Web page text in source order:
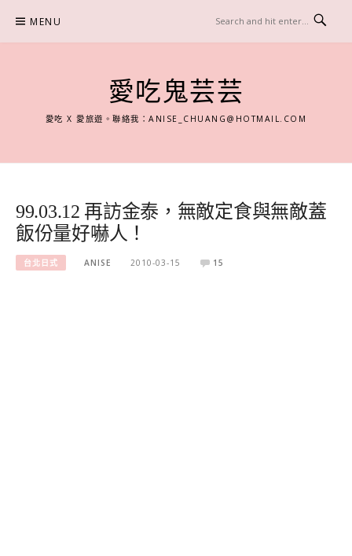
content
MENU
愛吃鬼芸芸
愛吃 X 愛旅遊。聯絡我：ANISE_CHUANG@HOTMAIL.COM
99.03.12 再訪金泰，無敵定食與無敵蓋
飯份量好嚇人！
台北日式 ANISE 2010-03-15 15